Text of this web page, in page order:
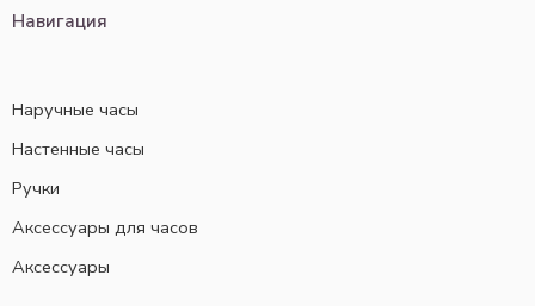
Навигация
Наручные часы
Настенные часы
Ручки
Аксессуары для часов
Аксессуары